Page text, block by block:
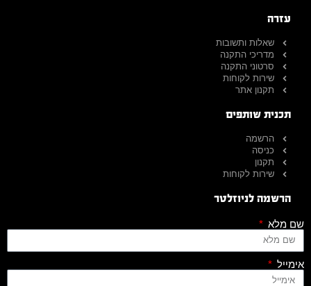
עזרה
שאלות ותשובות
מדריכי התקנה
סרטוני התקנה
שירות לקוחות
תקנון אתר
תכנית שותפים
הרשמה
כניסה
תקנון
שירות לקוחות
הרשמה לניוזלטר
שם מלא
אימייל